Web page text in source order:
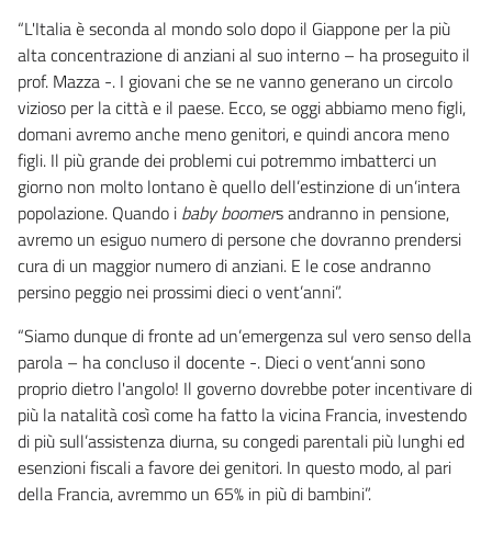
“L'Italia è seconda al mondo solo dopo il Giappone per la più
alta concentrazione di anziani al suo interno – ha proseguito il
prof. Mazza -. I giovani che se ne vanno generano un circolo
vizioso per la città e il paese. Ecco, se oggi abbiamo meno figli,
domani avremo anche meno genitori, e quindi ancora meno
figli. Il più grande dei problemi cui potremmo imbatterci un
giorno non molto lontano è quello dell’estinzione di un’intera
popolazione. Quando i baby boomers andranno in pensione,
avremo un esiguo numero di persone che dovranno prendersi
cura di un maggior numero di anziani. E le cose andranno
persino peggio nei prossimi dieci o vent’anni”.
“Siamo dunque di fronte ad un’emergenza sul vero senso della
parola – ha concluso il docente -. Dieci o vent’anni sono
proprio dietro l'angolo! Il governo dovrebbe poter incentivare di
più la natalità così come ha fatto la vicina Francia, investendo
di più sull’assistenza diurna, su congedi parentali più lunghi ed
esenzioni fiscali a favore dei genitori. In questo modo, al pari
della Francia, avremmo un 65% in più di bambini”.